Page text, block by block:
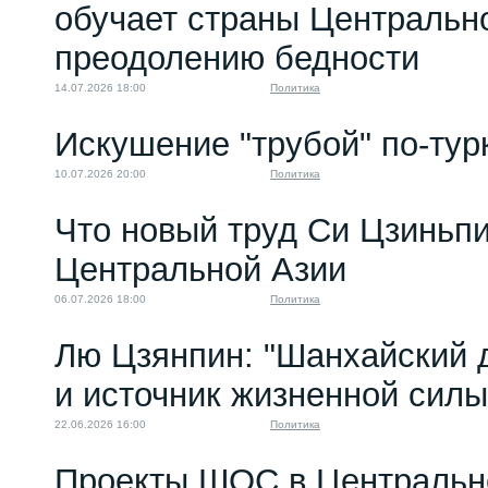
обучает страны
преодолению бедности
14.07.2026 18:00 Политика
Искушение "трубой" по-
10.07.2026 20:00 Политика
Что новый труд Си
Центральной Азии
06.07.2026 18:00 Политика
Лю Цзянпин: "Шанхайский
и источник жизненной
22.06.2026 16:00 Политика